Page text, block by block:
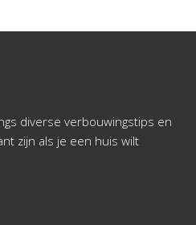
diverse verbouwingstips en
zijn als je een huis wilt